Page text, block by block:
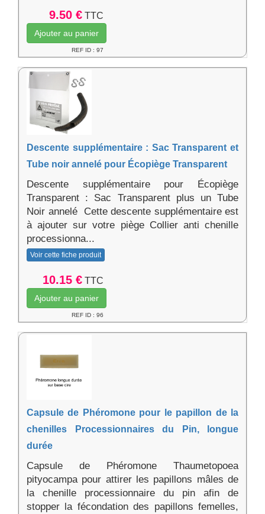
9.50 € TTC
Ajouter au panier
REF ID : 97
Descente supplémentaire : Sac Transparent et
Tube noir annelé pour Écopiège Transparent
Descente supplémentaire pour Écopiège
Transparent : Sac Transparent plus un Tube
Noir annelé Cette descente supplémentaire est
à ajouter sur votre piège Collier anti chenille
processionna...
Voir cette fiche produit
10.15 € TTC
Ajouter au panier
REF ID : 96
Capsule de Phéromone pour le papillon de la
chenilles Processionnaires du Pin, longue
durée
Capsule de Phéromone Thaumetopoea
pityocampa pour attirer les papillons mâles de
la chenille processionnaire du pin afin de
stopper la fécondation des papillons femelles,